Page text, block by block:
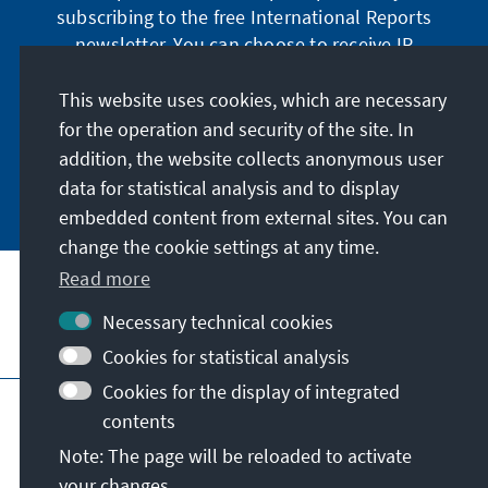
subscribing to the free International Reports
newsletter. You can choose to receive IR
German or have the print version sent to you in
German or English.
Jetzt abonnieren
Visit also
Imprint Data protection
Terms of use
Declaration on accessibility
Report an accessibility issue
This website uses cookies, which are necessary
for the operation and security of the site. In
addition, the website collects anonymous user
data for statistical analysis and to display
embedded content from external sites. You can
change the cookie settings at any time.
Read more
Necessary technical cookies
Cookies for statistical analysis
Cookies for the display of integrated
contents
Note: The page will be reloaded to activate